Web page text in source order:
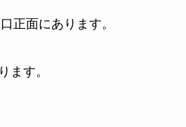
正面にあります。
ます。